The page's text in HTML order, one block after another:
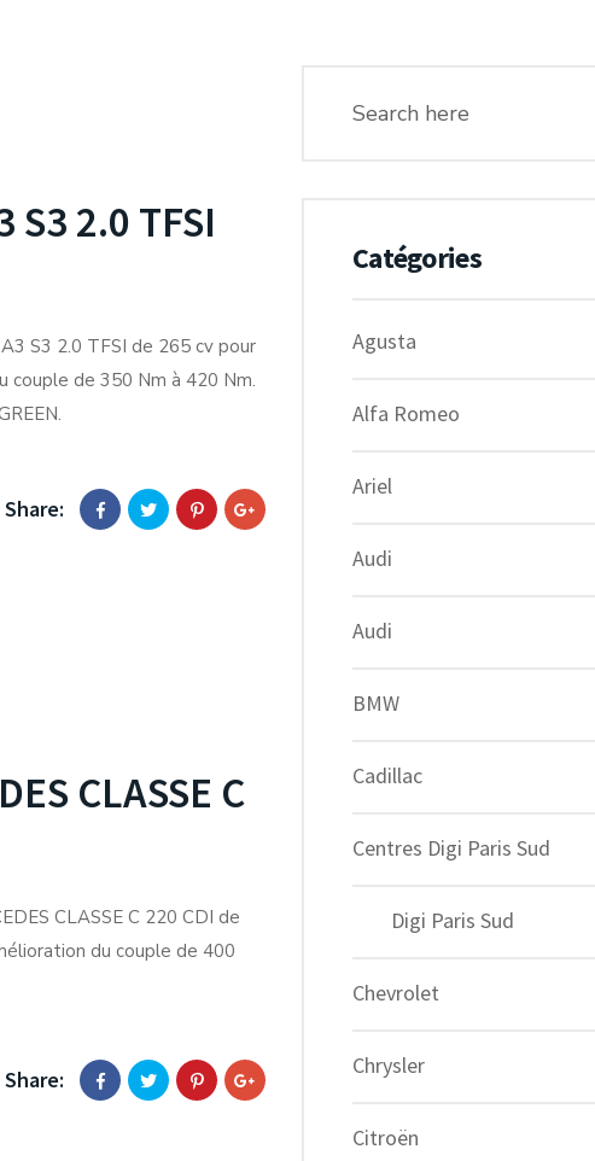
2.0 TFSI
S3 2.0 TFSI de 265 cv pour
couple de 350 Nm à 420 Nm.
Share:
CLASSE C
CLASSE C 220 CDI de
du couple de 400
Share:
Catégories
Agusta
Alfa Romeo
Ariel
Audi
Audi
BMW
Cadillac
Centres Digi Paris Sud
Digi Paris Sud
Chevrolet
Chrysler
Citroën